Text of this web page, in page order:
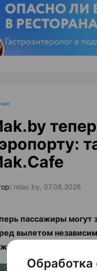
relax.by, 07.08.2026
пассажиры могут
вылетом
рейсом.